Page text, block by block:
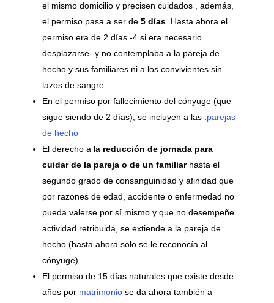
el mismo domicilio y precisen cuidados , además,
el permiso pasa a ser de 5 días. Hasta ahora el
permiso era de 2 días -4 si era necesario
desplazarse- y no contemplaba a la pareja de
hecho y sus familiares ni a los convivientes sin
lazos de sangre.
En el permiso por fallecimiento del cónyuge (que
sigue siendo de 2 días), se incluyen a las . parejas
de hecho
El derecho a la reducción de jornada para
cuidar de la pareja o de un familiarhasta el
segundo grado de consanguinidad y afinidad que
por razones de edad, accidente o enfermedad no
pueda valerse por sí mismo y que no desempeñe
actividad retribuida, se extiende a la pareja de
hecho (hasta ahora solo se le reconocía al
cónyuge).
El permiso de 15 días naturales que existe desde
años por matrimoniose da ahora también a